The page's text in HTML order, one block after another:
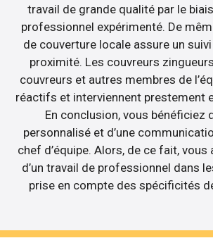
travail de grande qualité par le
professionnel expérimenté. De
de couverture locale assure un
proximité. Les couvreurs
couvreurs et autres membres de
réactifs et interviennent prestement
En conclusion, vous bénéficiez
personnalisé et d’une
chef d’équipe. Alors, de ce fait,
d’un travail de professionnel dans
prise en compte des spécificités